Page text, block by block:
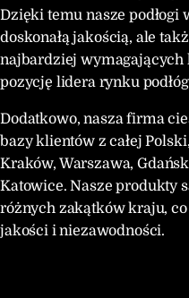
Dzięki temu nasze podłogi
doskonałą jakością, ale
najbardziej wymagających
pozycję lidera rynku
Dodatkowo, nasza firma
bazy klientów z całej
Kraków, Warszawa,
Katowice. Nasze produkty
różnych zakątków kraju,
jakości i niezawodności.